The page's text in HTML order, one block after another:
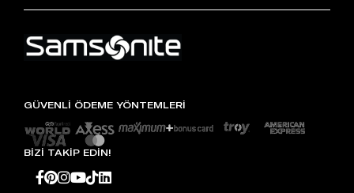
GÜVENLİ ÖDEME YÖNTEMLERİ
BİZİ TAKİP EDİN!